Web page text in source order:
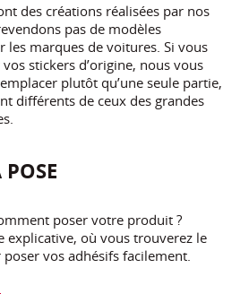
des créations réalisées par nos
pas de modèles
les marques de voitures. Si vous
stickers d’origine, nous vous
plutôt qu’une seule partie,
différents de ceux des grandes
poser votre produit ?
explicative, où vous trouverez le
vos adhésifs facilement.